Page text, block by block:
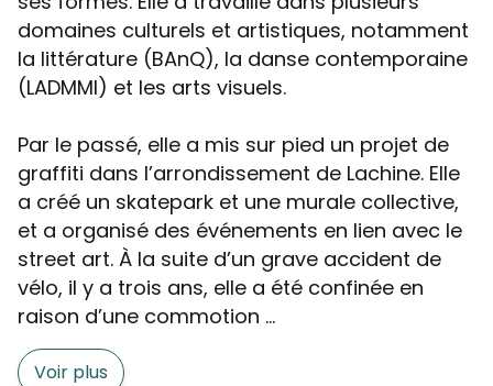
domaines culturels et artistiques, notamment
la littérature (BAnQ), la danse contemporaine
(LADMMI) et les arts visuels.
Par le passé, elle a mis sur pied un projet de
graffiti dans l’arrondissement de Lachine. Elle
a créé un skatepark et une murale collective,
et a organisé des événements en lien avec le
street art. À la suite d’un grave accident de
vélo, il y a trois ans, elle a été confinée en
raison d’une commotion ...
Voir plus